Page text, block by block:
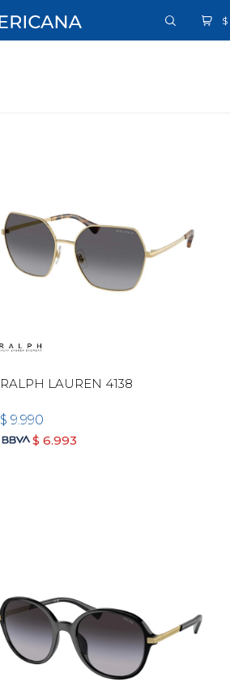
$
RALPH LAUREN 4138
$ 9.990
$ 6.993